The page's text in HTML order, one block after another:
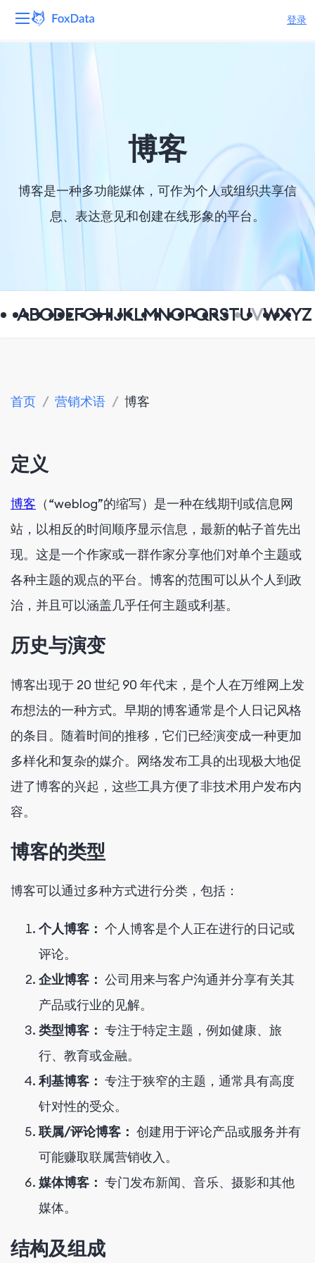
登录
产品
解决方案 博客
博客是一种多功能媒体，可作为个人或组织共享信
息、表达意见和创建在线形象的平台。
ABCDEFGHIJKLMNOPQRSTUVWXYZ
首页 / 营销术语 / 博客
定义
博客 （“weblog”的缩写）是一种在线期刊或信息网
站，以相反的时间顺序显示信息，最新的帖子首先出
现。 这是一个作家或一群作家分享他们对单个主题或
各种主题的观点的平台。博客的范围可以从个人到政
治，并且可以涵盖几乎任何主题或利基。
历史与演变
博客出现于 20 世纪 90 年代末，是个人在万维网上发
布想法的一种方式。早期的博客通常是个人日记风格
的条目。随着时间的推移，它们已经演变成一种更加
多样化和复杂的媒介。网络发布工具的出现极大地促
进了博客的兴起，这些工具方便了非技术用户发布内
容。
博客的类型
博客可以通过多种方式进行分类，包括：
个人博客： 个人博客是个人正在进行的日记或
评论。
企业博客： 公司用来与客户沟通并分享有关其
产品或行业的见解。
类型博客： 专注于特定主题，例如健康、旅
行、教育或金融。
利基博客： 专注于狭窄的主题，通常具有高度
针对性的受众。
联属/评论博客： 创建用于评论产品或服务并有
可能赚取联属营销收入。
媒体博客： 专门发布新闻、音乐、摄影和其他
媒体。
结构及组成